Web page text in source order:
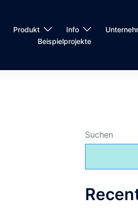
Produkt Info
Beispielprojekte
Suchen